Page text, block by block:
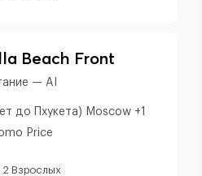
Beach Front
— AI
до Пхукета) Moscow +1
Price
2 Взрослых